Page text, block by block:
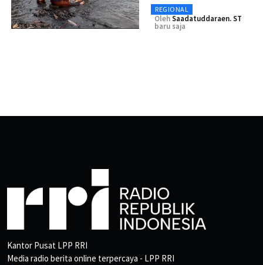
REGIONAL
OlehSaadatuddaraen. ST
baru saja
Kantor Pusat LPP RRI
Media radio berita online terpercaya - LPP RRI